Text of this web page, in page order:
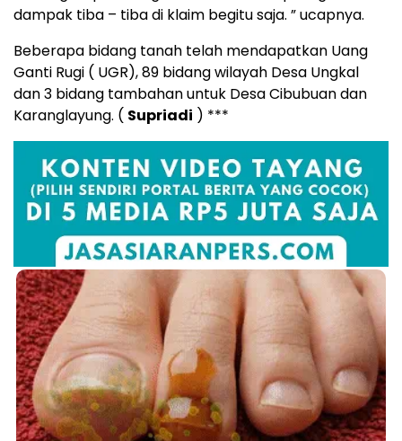
dampak tiba – tiba di klaim begitu saja. ” ucapnya.
Beberapa bidang tanah telah mendapatkan Uang
Ganti Rugi ( UGR), 89 bidang wilayah Desa Ungkal
dan 3 bidang tambahan untuk Desa Cibubuan dan
Karanglayung. ( Supriadi ) ***